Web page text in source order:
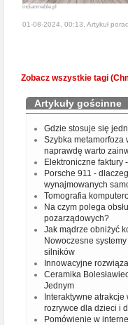
indianmeble.pl
01-08-2024, 00:13, Artykuł
Zobacz wszystkie tagi
Artykuły gościnne
Gdzie stosuje się
Szybka metamorfoza
naprawdę warto
Elektroniczne faktury
Porsche 911 -
wynajmowanych
Tomografia
Na czym polega
pozarządowych?
Jak mądrze obniżyć
Nowoczesne
silników
Innowacyjne
Ceramika
Jednym
Interaktywne
rozrywce dla dzieci i
Pomówienie w